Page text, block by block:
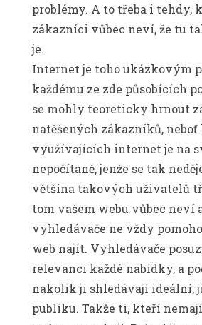
problémy. A to třeba i tehdy,
zákazníci vůbec neví, že tu
je.
Internet je toho ukázkovým
každému ze zde působících
se mohly teoreticky hrnout
natěšených zákazníků,
využívajících internet je na
nepočítaně, jenže se tak
většina takových uživatelů
tom vašem webu vůbec neví
vyhledávače ne vždy
web najít. Vyhledávače
relevanci každé nabídky, a
nakolik ji shledávají ideální,
publiku. Takže ti, kteří